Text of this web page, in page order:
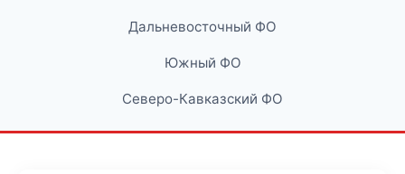
Дальневосточный ФО
Южный ФО
Северо-Кавказский ФО